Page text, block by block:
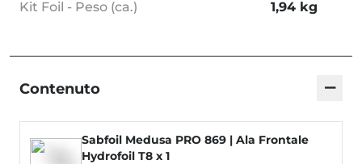
Kit Foil - Peso (ca.) 1,94 kg
Contenuto −
Sabfoil Medusa PRO 869 | Ala Frontale
Hydrofoil T8 x 1